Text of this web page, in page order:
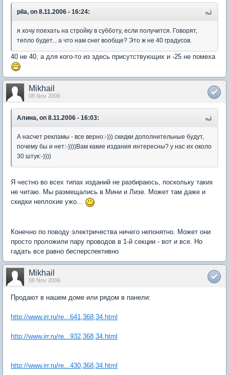
pila, on 8.11.2006 - 16:24:
я хочу поехать на стройку в субботу, если получится. Говорят,
тепло будет... а что нам снег вообще? Это ж не 40 градусов.
40 не 40, а для кого-то из здесь присутствующих и -25 не помеха
Mikhail
08 Nov 2006
Алина, on 8.11.2006 - 16:03:
А насчет рекламы - все верно:-))) скидки дополнительные будут,
почему бы и нет:-))))Вам какие издания интересны? у нас их около
30 штук:-))))
Я честно во всех типах изданий не разбираюсь, поскольку таких
не читаю. Мы размещались в Мини и Лизе. Может там даже и
скидки неплохие ужо...
Конечно по поводу электричества ничего непонятно. Может они
просто проложили пару проводов в 1-й секции - вот и все. Но
гадать все равно бесперспективно
Mikhail
08 Nov 2006
Продают в нашем доме или рядом в панели:
http://www.irr.ru/re...641,368,34.html
http://www.irr.ru/re...932,368,34.html
http://www.irr.ru/re...430,368,34.html